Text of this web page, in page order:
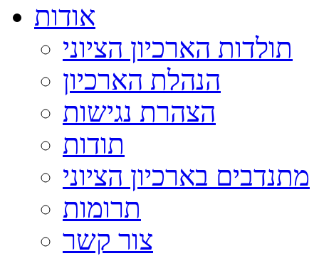
אודות
תולדות הארכיון הציוני
הנהלת הארכיון
הצהרת נגישות
תודות
מתנדבים בארכיון הציוני
תרומות
צור קשר